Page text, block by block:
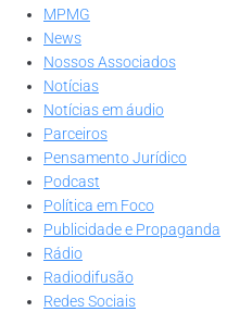
MPMG
News
Nossos Associados
Notícias
Notícias em áudio
Parceiros
Pensamento Jurídico
Podcast
Política em Foco
Publicidade e Propaganda
Rádio
Radiodifusão
Redes Sociais